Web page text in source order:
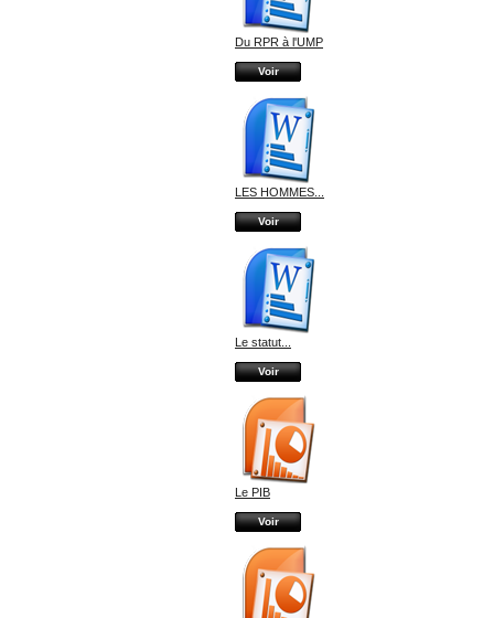
Du RPR à l'UMP
Voir
LES HOMMES...
Voir
Le statut...
Voir
Le PIB
Voir